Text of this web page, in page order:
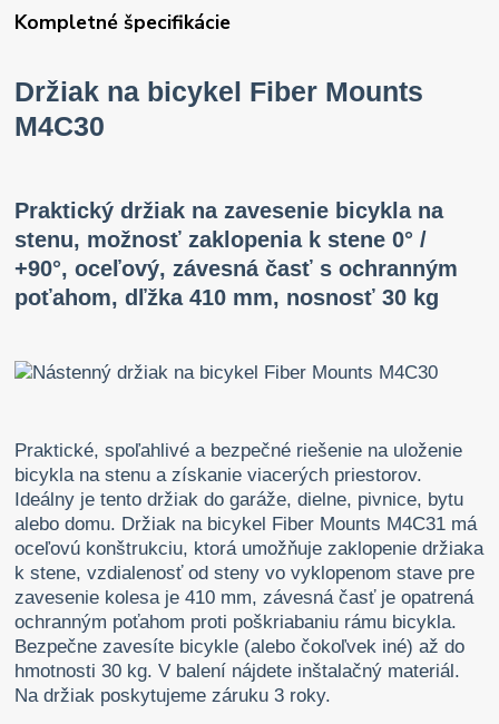
Kompletné špecifikácie
Držiak na bicykel Fiber Mounts
M4C30
Praktický držiak na zavesenie bicykla na
stenu, možnosť zaklopenia k stene 0° /
+90°, oceľový, závesná časť s ochranným
poťahom, dľžka 410 mm, nosnosť 30 kg
Praktické, spoľahlivé a bezpečné riešenie na uloženie
bicykla na stenu a získanie viacerých priestorov.
Ideálny je tento držiak do garáže, dielne, pivnice, bytu
alebo domu. Držiak na bicykel Fiber Mounts M4C31 má
oceľovú konštrukciu, ktorá umožňuje zaklopenie držiaka
k stene, vzdialenosť od steny vo vyklopenom stave pre
zavesenie kolesa je 410 mm, závesná časť je opatrená
ochranným poťahom proti poškriabaniu rámu bicykla.
Bezpečne zavesíte bicykle (alebo čokoľvek iné) až do
hmotnosti 30 kg. V balení nájdete inštalačný materiál.
Na držiak poskytujeme záruku 3 roky.